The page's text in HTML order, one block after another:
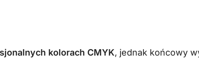
kolorach CMYK, jednak końcowy